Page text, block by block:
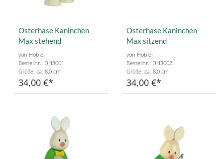
Osterhase Kaninchen
Max stehend
von Hobler
Bestellnr.: DH3001
Größe: ca. 8,0 cm
34,00 €
Osterhase Kaninchen
Max sitzend
von Hobler
Bestellnr.: DH3002
Größe: ca. 8,0 cm
34,00 €